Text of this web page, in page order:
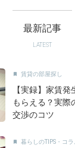
最新記事
LATEST
賃貸の部屋探し
【実録】家賃
もらえる？実際
交渉のコツ
暮らしのTIPS・コラ